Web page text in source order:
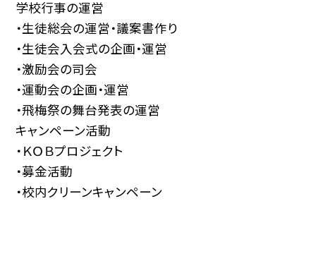
学校行事の運営
・生徒総会の運営・議案書作り
・生徒会入会式の企画・運営
・激励会の司会
・運動会の企画・運営
・飛梅祭の舞台発表の運営
キャンペーン活動
・ＫＯＢプロジェクト
・募金活動
・校内クリーンキャンペーン